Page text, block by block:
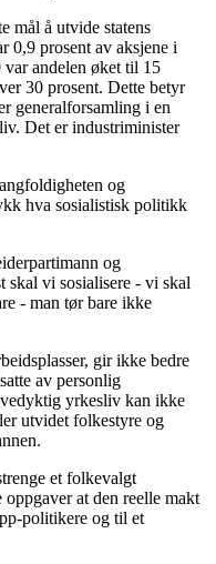
mål å utvide statens
0,9 prosent av aksjene i
var andelen øket til 15
30 prosent. Dette betyr
generalforsamling i en
Det er industriminister
og
hva sosialistisk politikk
og
skal vi sosialisere - vi skal
- man tør bare ikke
gir ikke bedre
av personlig
yrkesliv kan ikke
utvidet folkestyre og
et folkevalgt
at den reelle makt
politikere og til et